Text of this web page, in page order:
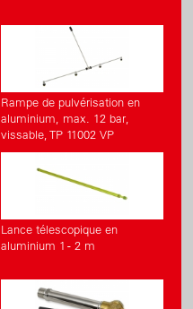
Rampe de pulvérisation en
aluminium, max. 12 bar,
vissable, TP 11002 VP
Lance télescopique en
aluminium 1 - 2 m